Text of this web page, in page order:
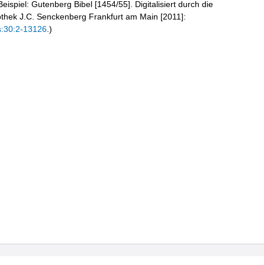
Gutenberg Bibel [1454/55]. Digitalisiert durch die
J.C. Senckenberg Frankfurt am Main [2011]:
13126 .)